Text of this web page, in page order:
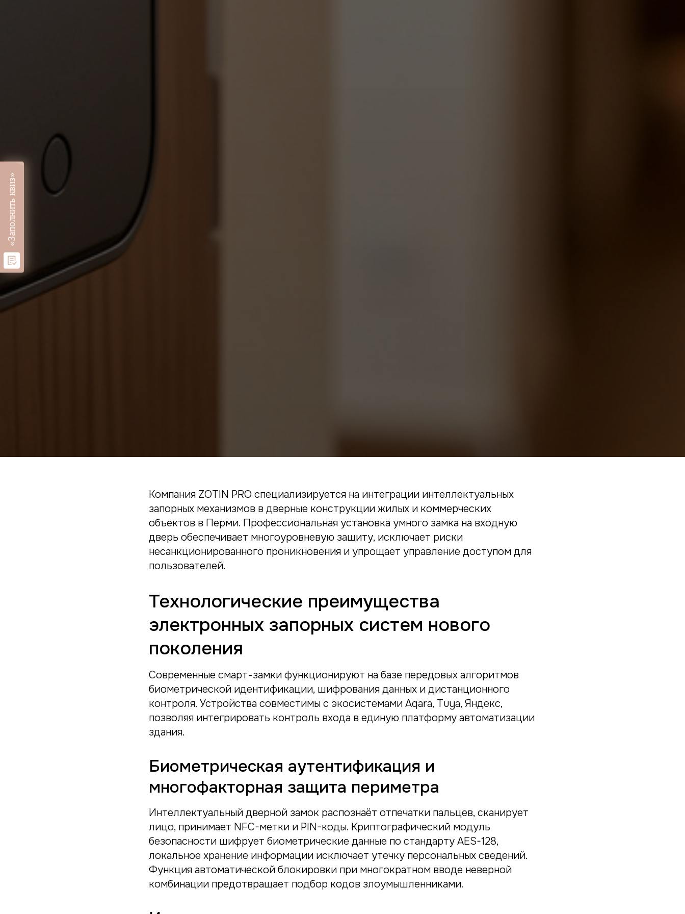
«Заполнить квиз»
Компания ZOTIN PRO специализируется на интеграции интеллектуальных
запорных механизмов в дверные конструкции жилых и коммерческих
объектов в Перми. Профессиональная установка умного замка на входную
дверь обеспечивает многоуровневую защиту, исключает риски
несанкционированного проникновения и упрощает управление доступом для
пользователей.
Технологические преимущества
электронных запорных систем нового
поколения
Современные смарт-замки функционируют на базе передовых алгоритмов
биометрической идентификации, шифрования данных и дистанционного
контроля. Устройства совместимы с экосистемами Aqara, Tuya, Яндекс,
позволяя интегрировать контроль входа в единую платформу автоматизации
здания.
Биометрическая аутентификация и
многофакторная защита периметра
Интеллектуальный дверной замок распознаёт отпечатки пальцев, сканирует
лицо, принимает NFC-метки и PIN-коды. Криптографический модуль
безопасности шифрует биометрические данные по стандарту AES-128,
локальное хранение информации исключает утечку персональных сведений.
Функция автоматической блокировки при многократном вводе неверной
комбинации предотвращает подбор кодов злоумышленниками.